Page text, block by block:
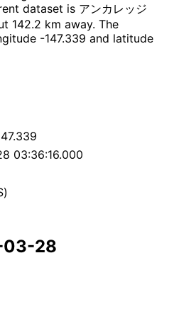
dataset is アンカレッジ
142.2 km away. The
-147.339 and latitude
03:36:16.000
03-28